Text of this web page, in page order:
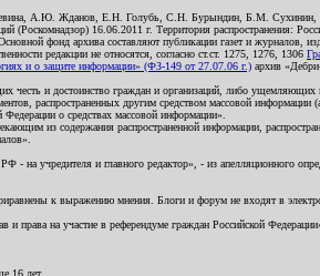
А.Ю. Жданов, Е.Н. Голубь, С.Н. Бурындин, Б.М. Сухинин,
16.06.2011 г. Территория распространения:
фонд архива составляют публикации газет и журналов,
редакции не относятся, согласно ст.ст. 1275, 1276, 1306
и о защите информации» (ФЗ-149 от 27.07.06 г.) архив
честь и достоинство граждан и организаций, либо
распространенных другим средством массовой информации
о средствах массовой информации».
из содержания распространенной информации,
учредителя и главного редактор», - из апелляционного
к выражению мнения. Блоги и форум не входят в
на участие в референдуме граждан Российской
16 лет.